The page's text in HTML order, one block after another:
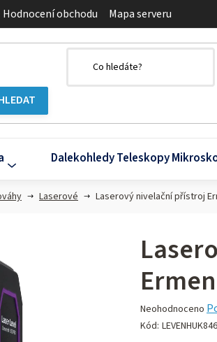
Hodnocení obchodu Mapa serveru
Dalekohledy Teleskopy
Laserové Laserový nivelační přístroj
Průměrné
hodnocení
Neohodnoceno
Kód: